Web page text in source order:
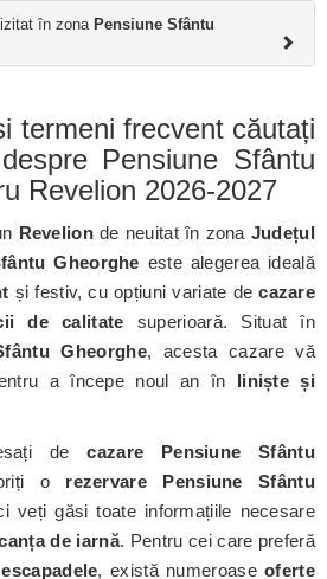
în zona Pensiune Sfântu
termeni frecvent căutați
Pensiune Sfântu
Revelion 2026-2027
Revelionde neuitat în zona Județul
Gheorghe este alegerea ideală
și festiv, cu opțiuni variate decazare
de calitate superioară. Situat în
Gheorghe, acesta cazare vă
a începe noul an în liniște și
decazare Pensiune Sfântu
o rezervare Pensiune Sfântu
veți găsi toate informațiile necesare
de iarnă. Pentru cei care preferă
escapadele, există numeroaseoferte